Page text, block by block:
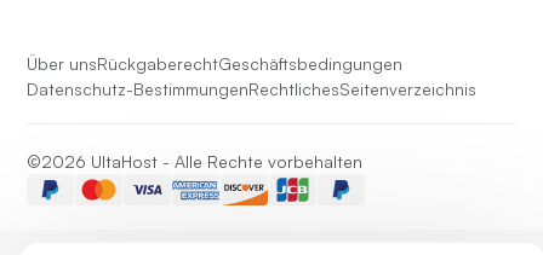
Über unsRückgaberechtGeschäftsbedingungen
Datenschutz-BestimmungenRechtlichesSeitenverzeichnis
©2026 UltaHost - Alle Rechte vorbehalten